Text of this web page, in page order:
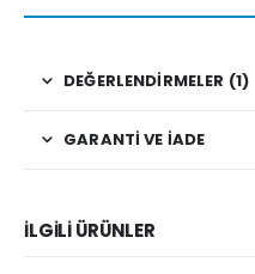
DEĞERLENDIRMELER (1)
GARANTI VE İADE
İLGILI ÜRÜNLER